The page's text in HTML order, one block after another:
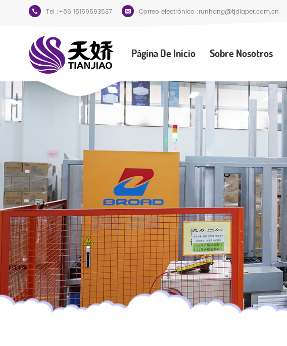
Tel :+86 15159593537 Correo electrónico :runhang@tjdiaper.com.cn
Página De Inicio Sobre Nosotros